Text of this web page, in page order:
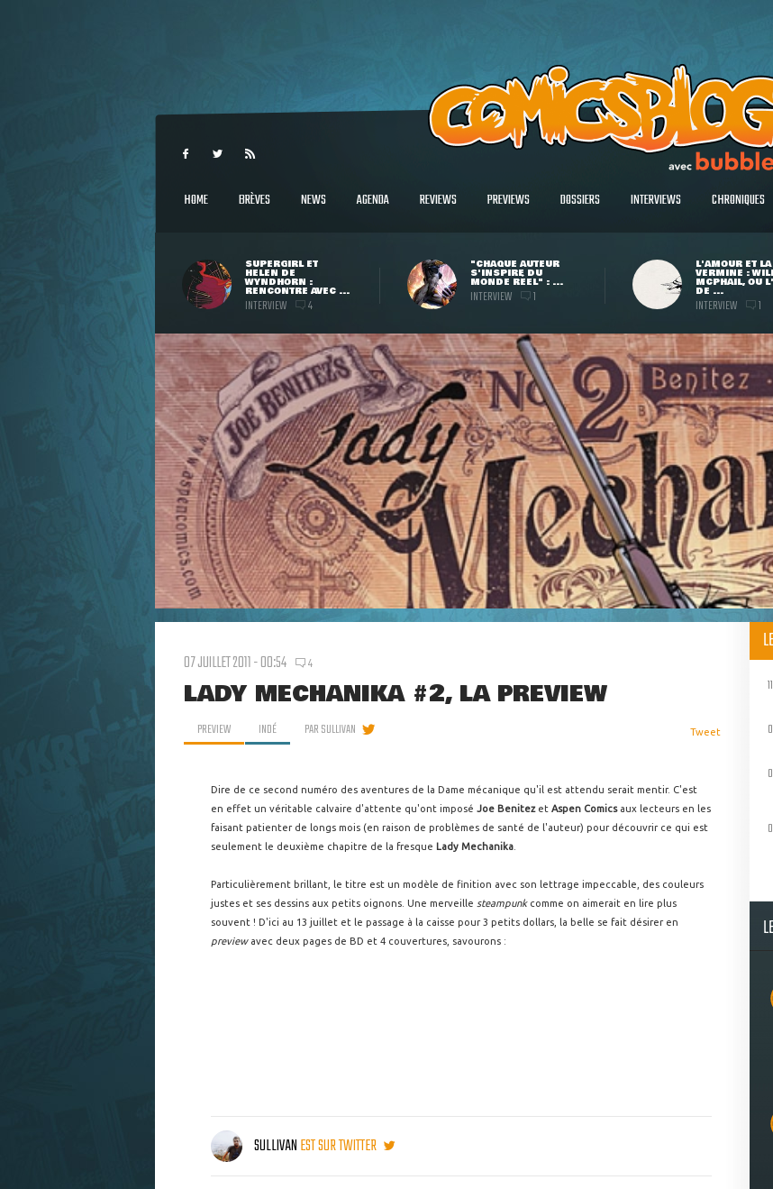
HOME BRÈVES NEWS AGENDA REVIEWS PREVIEWS DOSSIERS INTERVIEWS CHRONIQUES
SUPERGIRL ET
HELEN DE
WYNDHORN :
RENCONTRE AVEC ...
INTERVIEW 4
"CHAQUE AUTEUR
S'INSPIRE DU
MONDE RÉEL" : ...
INTERVIEW 1
L'AMOUR ET LA
VERMINE :
MCPHAIL, OU
DE ...
INTERVIEW 1
07 JUILLET 2011 - 00:54 4
LADY MECHANIKA #2, LA PREVIEW
PREVIEW INDÉ PARSULLIVAN Tweet
Dire de ce second numéro des aventures de la Dame mécanique qu'il est attendu serait mentir. C'est
en effet un véritable calvaire d'attente qu'ont imposé Joe Benitezet Aspen Comicsaux lecteurs en les
faisant patienter de longs mois (en raison de problèmes de santé de l'auteur) pour découvrir ce qui est
seulement le deuxième chapitre de la fresque Lady Mechanika
Particulièrement brillant, le titre est un modèle de finition avec son lettrage impeccable, des couleurs
justes et ses dessins aux petits oignons. Une merveille steampunkcomme on aimerait en lire plus
souvent ! D'ici au 13 juillet et le passage à la caisse pour 3 petits dollars, la belle se fait désirer en
preview avec deux pages de BD et 4 couvertures, savourons :
SULLIVANEST SUR TWITTER